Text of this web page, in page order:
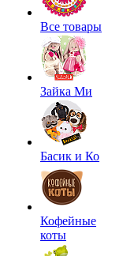
Все товары
Зайка Ми
Басик и Ко
Кофейные
коты